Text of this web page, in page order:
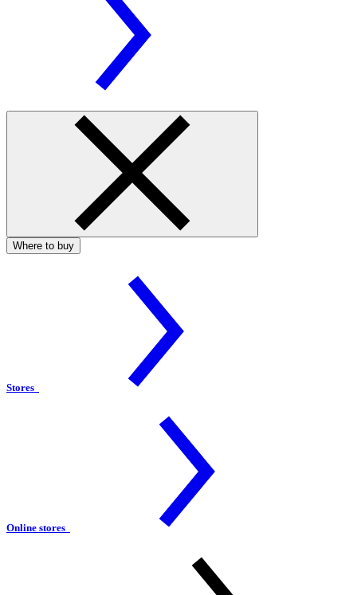
Where to buy
Stores
Online stores